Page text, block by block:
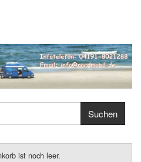
ist noch leer.